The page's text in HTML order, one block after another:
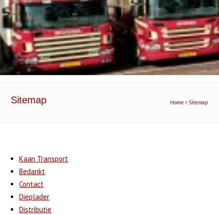
Sitemap Home Sitemap
Kaan Transport
Bedankt
Contact
Dieplader
Distributie